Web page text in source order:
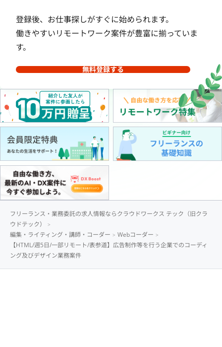
登録後、お仕事探しがすぐに始められます。
働きやすいリモートワーク案件が豊富に揃っていま
す。
無料登録する
フリーランス・業務委託の求人情報ならクラウドワークス テック（旧クラ
ウドテック）
編集・ライティング・講師・コーダー
Webコーダー
【HTML/週5日/一部リモート/表参道】広告制作等を行う企業でのコーディ
ング及びデザイン業務案件